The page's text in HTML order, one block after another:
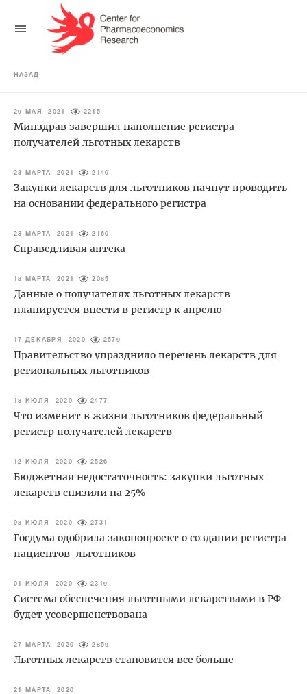
НАЗАД
29 МАЯ 2021 2215
Минздрав завершил наполнение регистра
получателей льготных лекарств
23 МАРТА 2021 2140
Закупки лекарств для льготников начнут проводить
на основании федерального регистра
23 МАРТА 2021 2160
Справедливая аптека
18 МАРТА 2021 2085
Данные о получателях льготных лекарств
планируется внести в регистр к апрелю
17 ДЕКАБРЯ 2020 2579
Правительство упразднило перечень лекарств для
региональных льготников
18 ИЮЛЯ 2020 2477
Что изменит в жизни льготников федеральный
регистр получателей лекарств
12 ИЮЛЯ 2020 2526
Бюджетная недостаточность: закупки льготных
лекарств снизили на 25%
08 ИЮЛЯ 2020 2731
Госдума одобрила законопроект о создании регистра
пациентов-льготников
01 ИЮЛЯ 2020 2319
Система обеспечения льготными лекарствами в РФ
будет усовершенствована
27 МАРТА 2020 2859
Льготных лекарств становится все больше
21 МАРТА 2020